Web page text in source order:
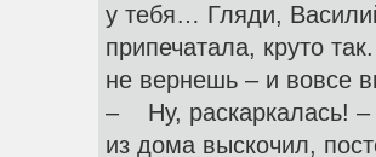
у тебя… Гляди,
припечатала, круто
не вернешь – и вовсе
– Ну, раскаркалась! –
из дома выскочил,